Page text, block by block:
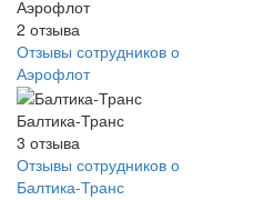
Аэрофлот
2 отзыва
Отзывы сотрудников о
Аэрофлот
Балтика-Транс
3 отзыва
Отзывы сотрудников о
Балтика-Транс